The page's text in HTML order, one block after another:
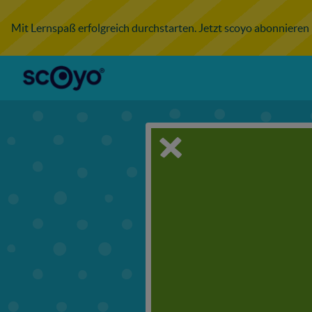
Mit Lernspaß erfolgreich durchstarten. Jetzt scoyo